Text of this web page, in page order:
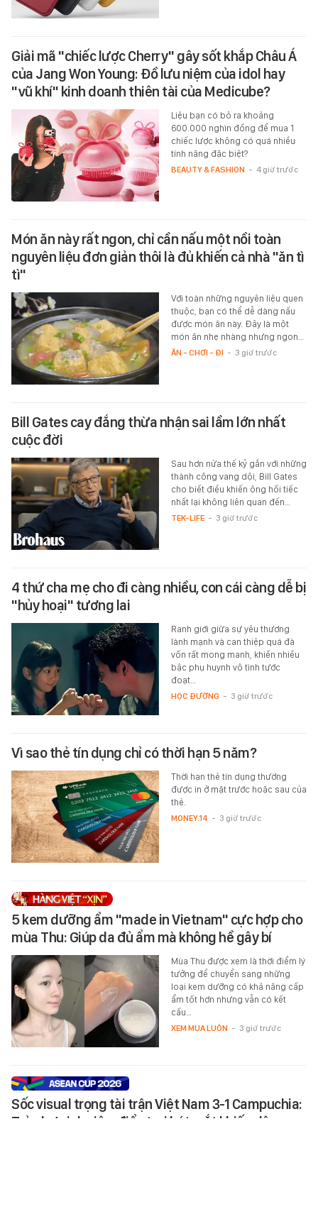
Giải mã "chiếc lược Cherry" gây sốt khắp Châu Á
của Jang Won Young: Đồ lưu niệm của idol hay
"vũ khí" kinh doanh thiên tài của Medicube?
Liệu bạn có bỏ ra khoảng
600.000 nghìn đồng để mua 1
chiếc lược không có quá nhiều
tính năng đặc biệt?
BEAUTY & FASHION - 4 giờ trước
Món ăn này rất ngon, chỉ cần nấu một nồi toàn
nguyên liệu đơn giản thôi là đủ khiến cả nhà "ăn tì
tì"
Với toàn những nguyên liệu quen
thuộc, bạn có thể dễ dàng nấu
được món ăn này. Đây là một
món ăn nhẹ nhàng nhưng ngon…
ĂN - CHƠI - ĐI - 3 giờ trước
Bill Gates cay đắng thừa nhận sai lầm lớn nhất
cuộc đời
Sau hơn nửa thế kỷ gắn với những
thành công vang dội, Bill Gates
cho biết điều khiến ông hối tiếc
nhất lại không liên quan đến…
TEK-LIFE - 3 giờ trước
4 thứ cha mẹ cho đi càng nhiều, con cái càng dễ bị
"hủy hoại" tương lai
Ranh giới giữa sự yêu thương
lành mạnh và can thiệp quá đà
vốn rất mong manh, khiến nhiều
bậc phụ huynh vô tình tước
đoạt…
HỌC ĐƯỜNG - 3 giờ trước
Vì sao thẻ tín dụng chỉ có thời hạn 5 năm?
Thời hạn thẻ tín dụng thường
được in ở mặt trước hoặc sau của
thẻ.
MONEY.14 - 3 giờ trước
5 kem dưỡng ẩm "made in Vietnam" cực hợp cho
mùa Thu: Giúp da đủ ẩm mà không hề gây bí
Mùa Thu được xem là thời điểm lý
tưởng để chuyển sang những
loại kem dưỡng có khả năng cấp
ẩm tốt hơn nhưng vẫn có kết
cấu…
XEM MUA LUÔN - 3 giờ trước
Sốc visual trọng tài trận Việt Nam 3-1 Campuchia:
Trẻ như sinh viên, điển trai hút mắt khiến dân